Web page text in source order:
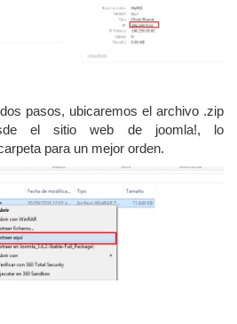
pasos, ubicaremos el archivo .zip
el sitio web de joomla!, lo
para un mejor orden.